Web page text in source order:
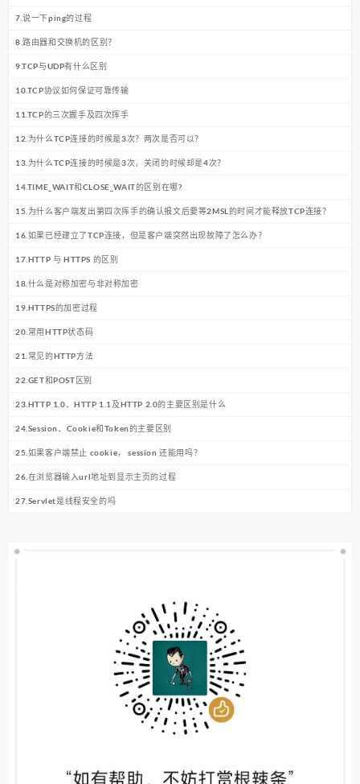
7.说一下ping的过程
8.路由器和交换机的区别？
9.TCP与UDP有什么区别
10.TCP协议如何保证可靠传输
11.TCP的三次握手及四次挥手
12.为什么TCP连接的时候是3次？两次是否可以？
13.为什么TCP连接的时候是3次，关闭的时候却是4次？
14.TIME_WAIT和CLOSE_WAIT的区别在哪?
15.为什么客户端发出第四次挥手的确认报文后要等2MSL的时间才能释放TCP连接？
16.如果已经建立了TCP连接，但是客户端突然出现故障了怎么办？
17.HTTP 与 HTTPS 的区别
18.什么是对称加密与非对称加密
19.HTTPS的加密过程
20.常用HTTP状态码
21.常见的HTTP方法
22.GET和POST区别
23.HTTP 1.0、HTTP 1.1及HTTP 2.0的主要区别是什么
24.Session、Cookie和Token的主要区别
25.如果客户端禁止 cookie， session 还能用吗？
26.在浏览器输⼊url地址到显示主⻚的过程
27.Servlet是线程安全的吗